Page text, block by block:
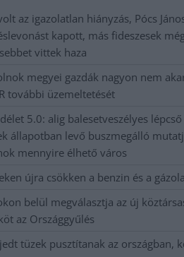
az igazolatlan hiányzás, Pócs
kapott, más fideszesek
vittek haza
megyei gazdák nagyon nem
további üzemeltetését
5.0: alig balesetveszélyes lépcső
állapotban levő buszmegálló
mennyire élhető város
újra csökken a benzin és a
belül megválasztja az új
az Országgyűlés
tüzek pusztítanak az országban,